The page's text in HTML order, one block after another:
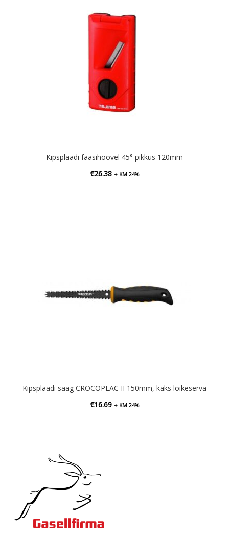
Kipsplaadi faasihöövel 45° pikkus 120mm
€26.38 + KM 24%
Kipsplaadi saag CROCOPLAC II 150mm, kaks lõikeserva
€16.69 + KM 24%